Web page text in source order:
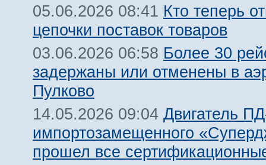
05.06.2026 08:41 Кто теперь
цепочки поставок товаров
03.06.2026 06:58 Более 30
задержаны или отменены в
Пулково
14.05.2026 09:04 Двигатель
импортозамещенного
прошел все